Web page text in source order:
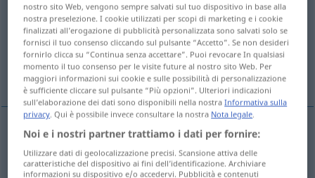
Panoramica di tutte le traduzion
(Fai clic sulla/Tocca traduzione per maggiori dettagli)
Handzeichen des Steinmetzen
Handzeichen n des Steinmetzen banker-mark
nostro sito Web, vengono sempre salvati sul tuo dispositivo in base alla
nostra preselezione. I cookie utilizzati per scopi di marketing e i cookie
finalizzati all’erogazione di pubblicità personalizzata sono salvati solo se
fornisci il tuo consenso cliccando sul pulsante “Accetto”. Se non desideri
fornirlo clicca su “Continua senza accettare”. Puoi revocare In qualsiasi
momento il tuo consenso per le visite future al nostro sito Web. Per
maggiori informazioni sui cookie e sulle possibilità di personalizzazione
è sufficiente cliccare sul pulsante “Più opzioni”. Ulteriori indicazioni
sull’elaborazione dei dati sono disponibili nella nostraInformativa sulla
privacy. Qui è possibile invece consultare la nostra Nota legale.
Noi e i nostri partner trattiamo i dati per fornire:
Utilizzare dati di geolocalizzazione precisi. Scansione attiva delle
caratteristiche del dispositivo ai fini dell’identificazione. Archiviare
informazioni su dispositivo e/o accedervi. Pubblicità e contenuti